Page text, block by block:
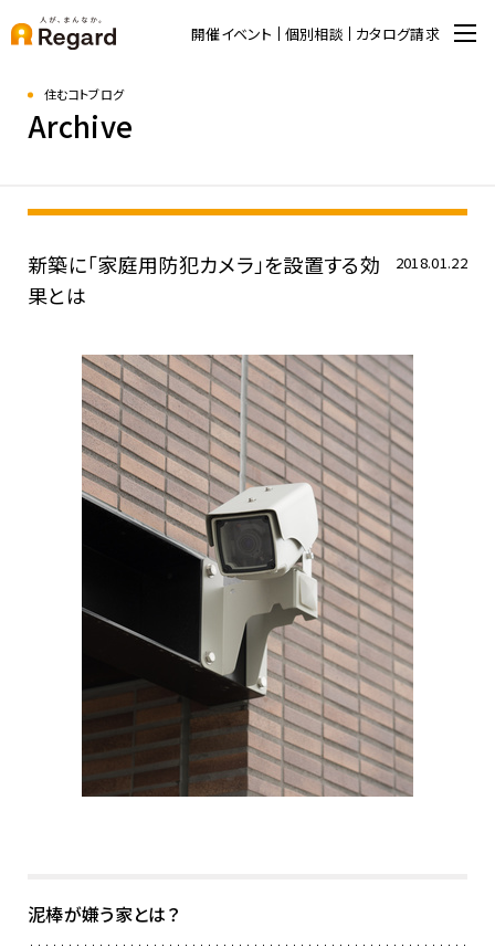
開催イベント 個別相談 カタログ請求
住むコトブログ
Archive
新築に「家庭用防犯カメラ」を設置する効
果とは
2018.01.22
泥棒が嫌う家とは？